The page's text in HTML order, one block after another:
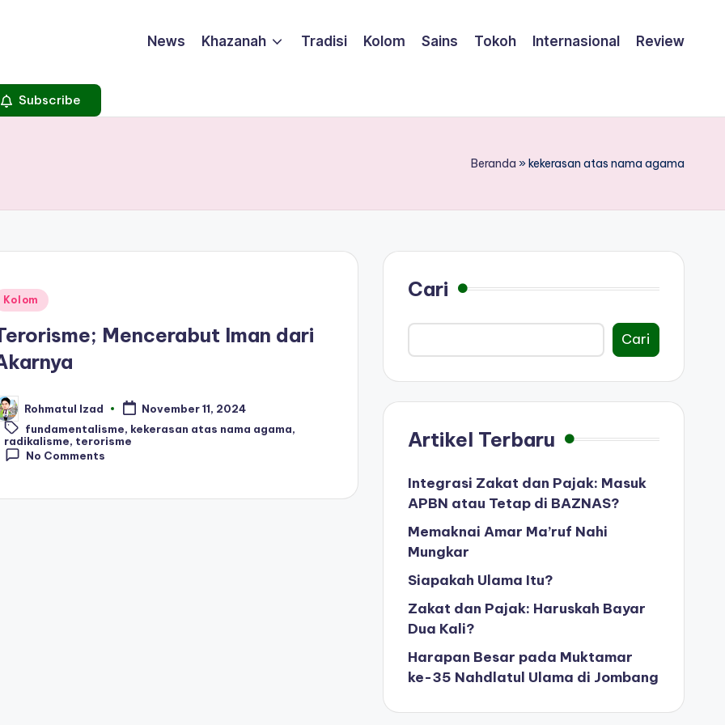
News Khazanah Tradisi Kolom Sains Tokoh Internasional Review
Subscribe
Beranda »kekerasan atas nama agama
Kolom
Mencerabut Iman dari
Rohmatul Izad
November 11, 2024
Tags:fundamentalisme, kekerasan atas nama agama,
radikalisme, terorisme
No Comments
Cari
Cari
Artikel Terbaru
Integrasi Zakat dan Pajak: Masuk
APBN atau Tetap di BAZNAS?
Memaknai Amar Ma’ruf Nahi
Mungkar
Siapakah Ulama Itu?
Zakat dan Pajak: Haruskah Bayar
Dua Kali?
Harapan Besar pada Muktamar
ke-35 Nahdlatul Ulama di Jombang